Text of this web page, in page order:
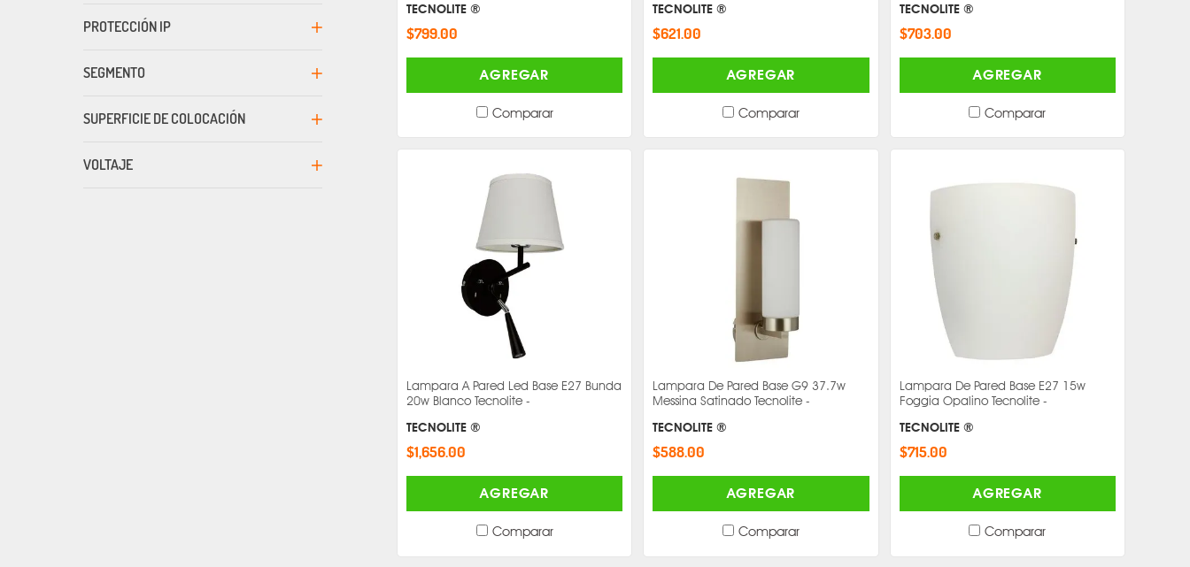
SUPERFICIE DE COLOCACIÓN
SEGMENTO
VOLTAJE
PROTECCIÓN IP
TECNOLITE ®
$799.00
AGREGAR
Comparar
TECNOLITE ®
$621.00
AGREGAR
Comparar
TECNOLITE ®
$703.00
AGREGAR
Comparar
Lampara A Pared Led Base E27 Bunda
20w Blanco Tecnolite -
TECNOLITE ®
$1,656.00
AGREGAR
Comparar
Lampara De Pared Base G9 37.7w
Messina Satinado Tecnolite -
TECNOLITE ®
$588.00
AGREGAR
Comparar
Lampara De Pared Base E27 15w
Foggia Opalino Tecnolite -
TECNOLITE ®
$715.00
AGREGAR
Comparar